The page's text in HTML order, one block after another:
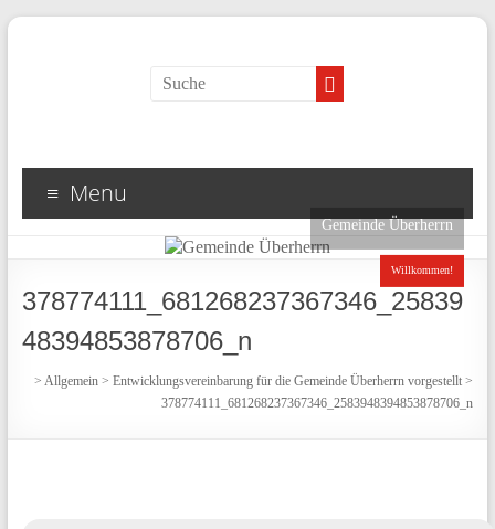
Menu
Gemeinde Überherrn
Willkommen!
378774111_681268237367346_25839
48394853878706_n
>Allgemein >Entwicklungsvereinbarung für die Gemeinde Überherrn vorgestellt >
378774111_681268237367346_2583948394853878706_n